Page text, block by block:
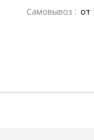
Самовывоз : от